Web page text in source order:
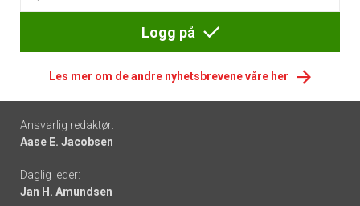
Logg på
Les mer om de andre nyhetsbrevene våre her
Footer
-
links
Ansvarlig redaktør:
Aase E. Jacobsen
Daglig leder:
Jan H. Amundsen